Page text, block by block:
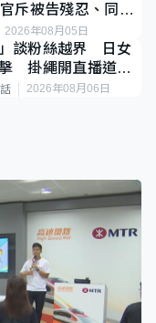
斥被告殘忍、同類
2026年08月05日
談粉絲越界 日女
掛繩開直播道歉
2026年08月06日